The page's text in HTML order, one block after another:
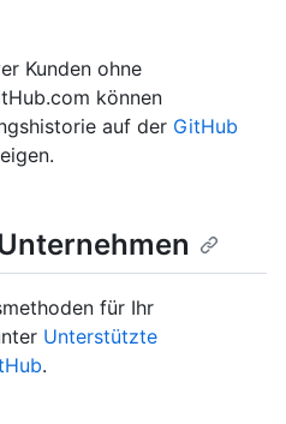
Kunden ohne
können
auf der GitHub
für Ihr
Unterstützte
.